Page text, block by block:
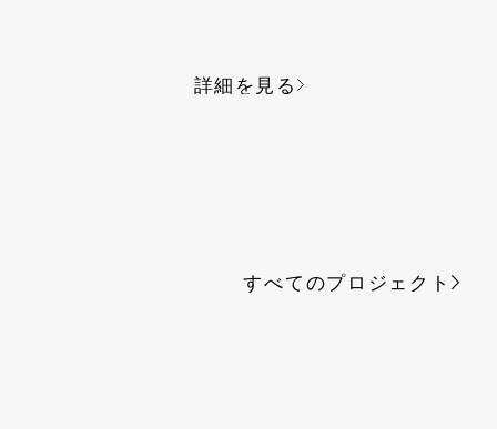
詳細を見る
すべてのプロジェクト